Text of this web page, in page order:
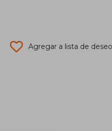
Agregar a lista de